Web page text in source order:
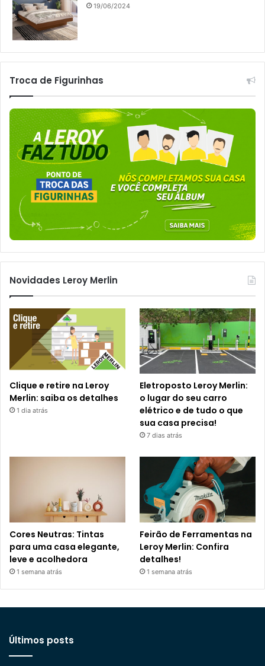
19/06/2024
Troca de Figurinhas
Novidades Leroy Merlin
Clique e retire na Leroy
Merlin: saiba os detalhes
1 dia atrás
Eletroposto Leroy Merlin:
o lugar do seu carro
elétrico e de tudo o que
sua casa precisa!
7 dias atrás
Cores Neutras: Tintas
para uma casa elegante,
leve e acolhedora
1 semana atrás
Feirão de Ferramentas na
Leroy Merlin: Confira
detalhes!
1 semana atrás
Últimos posts